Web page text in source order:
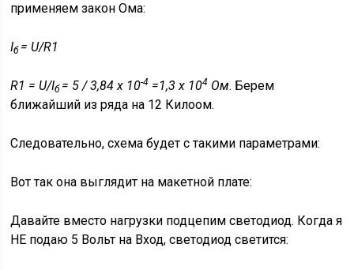
применяем закон Ома:
Iб = U/R1
R1 = U/Iб = 5 / 3,84 х 10-4 =1,3 х 104 Ом. Берем
ближайший из ряда на 12 Килоом.
Следовательно, схема будет с такими параметрами:
Вот так она выглядит на макетной плате:
Давайте вместо нагрузки подцепим светодиод. Когда я
НЕ подаю 5 Вольт на Вход, светодиод светится: